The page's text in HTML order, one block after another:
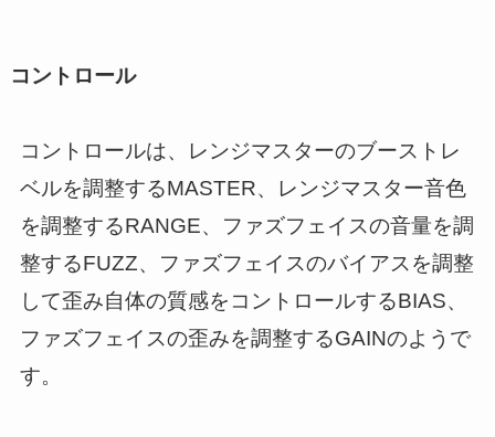
コントロール
コントロールは、レンジマスターのブーストレ
ベルを調整するMASTER、レンジマスター音色
を調整するRANGE、ファズフェイスの音量を調
整するFUZZ、ファズフェイスのバイアスを調整
して歪み自体の質感をコントロールするBIAS、
ファズフェイスの歪みを調整するGAINのようで
す。